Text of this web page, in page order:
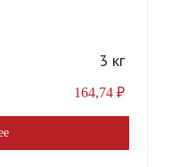
3 кг
164,74 ₽